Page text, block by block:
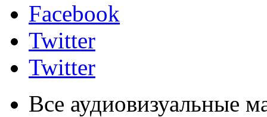
Facebook
Twitter
Twitter
Все аудиовизуальные